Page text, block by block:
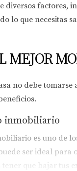
diversos factores,
lo que necesitas
MEJOR
no debe
inmobiliario
es uno de
ser ideal
que bajar tus